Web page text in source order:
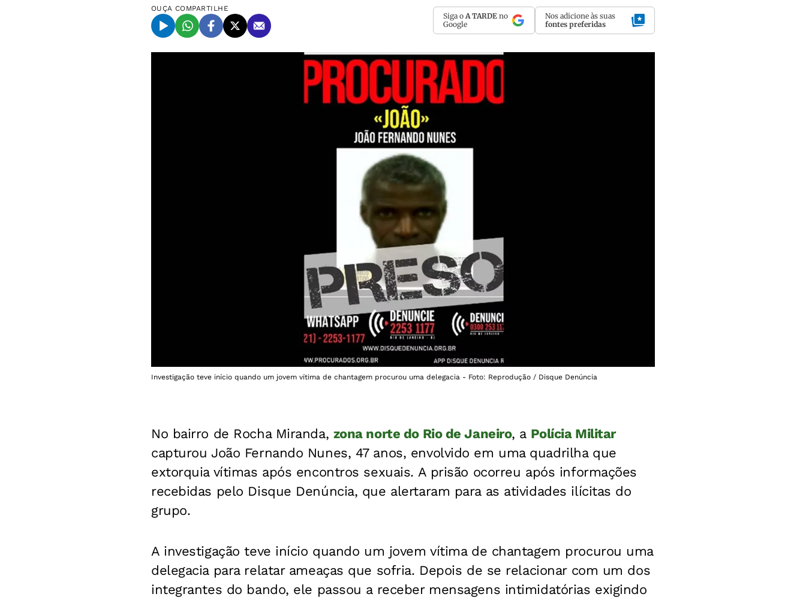
OUÇA COMPARTILHE
Siga o A TARDE no
Google
Nos adicione às suas
fontes preferidas
Investigação teve início quando um jovem vítima de chantagem procurou uma delegacia - Foto: Reprodução / Disque Denúncia
No bairro de Rocha Miranda, zona norte do Rio de Janeiro, a Polícia Militar
capturou João Fernando Nunes, 47 anos, envolvido em uma quadrilha que
extorquia vítimas após encontros sexuais. A prisão ocorreu após informações
recebidas pelo Disque Denúncia, que alertaram para as atividades ilícitas do
grupo.
A investigação teve início quando um jovem vítima de chantagem procurou uma
delegacia para relatar ameaças que sofria. Depois de se relacionar com um dos
integrantes do bando, ele passou a receber mensagens intimidatórias exigindo